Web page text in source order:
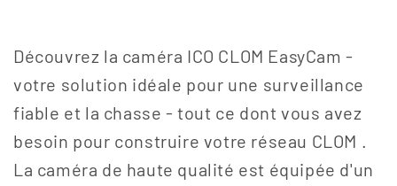
Découvrez la caméra ICO CLOM EasyCam -
votre solution idéale pour une surveillance
fiable et la chasse - tout ce dont vous avez
besoin pour construire votre réseau CLOM .
La caméra de haute qualité est équipée d'un